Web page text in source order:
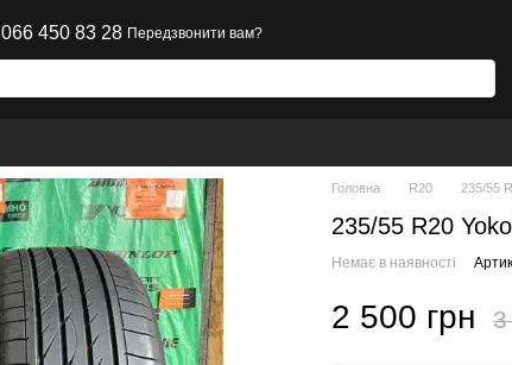
066 450 83 28 Передзвонити вам?
Головна R20 235/55
235/55 R20
Немає в наявності
2 500 грн 3